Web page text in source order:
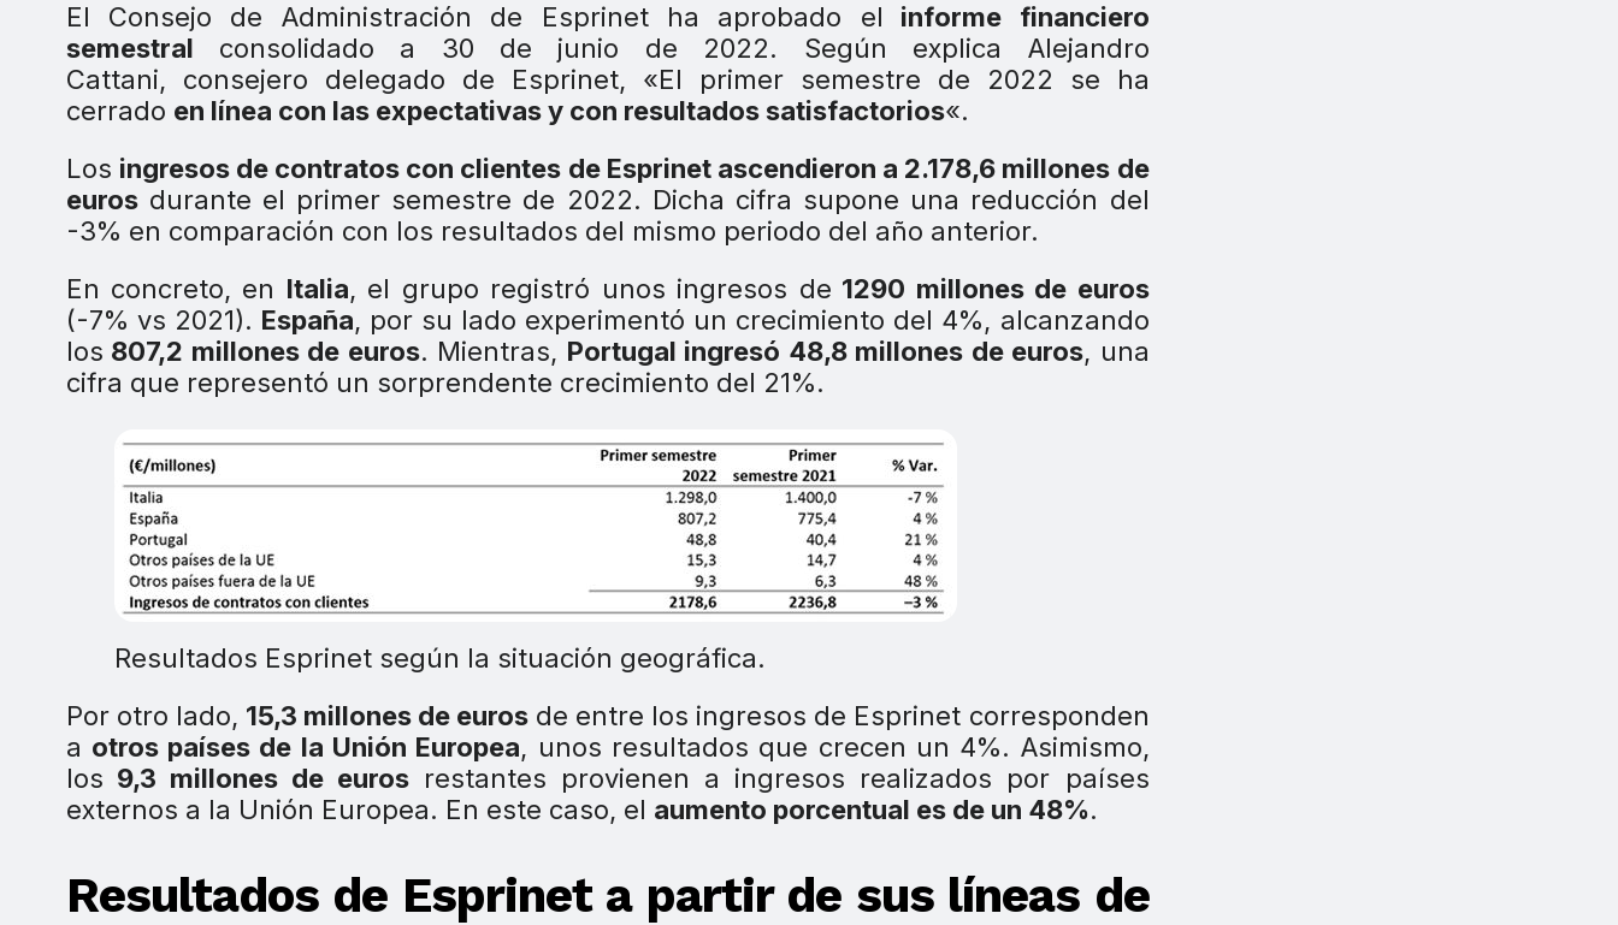
El Consejo de Administración de Esprinet ha aprobado el informe financiero
semestral consolidado a 30 de junio de 2022. Según explica Alejandro
Cattani, consejero delegado de Esprinet, «El primer semestre de 2022 se ha
cerrado en línea con las expectativas y con resultados satisfactorios«.
Los ingresos de contratos con clientes de Esprinet ascendieron a 2.178,6 millones de
eurosdurante el primer semestre de 2022. Dicha cifra supone una reducción del
-3% en comparación con los resultados del mismo periodo del año anterior.
En concreto, en Italia, el grupo registró unos ingresos de 1290 millones de euros
(-7% vs 2021). España, por su lado experimentó un crecimiento del 4%, alcanzando
los 807,2 millones de euros. Mientras, Portugal ingresó 48,8 millones de euros, una
cifra que representó un sorprendente crecimiento del 21%.
Resultados Esprinet según la situación geográfica.
Por otro lado, 15,3 millones de eurosde entre los ingresos de Esprinet corresponden
a otros países de la Unión Europea, unos resultados que crecen un 4%. Asimismo,
los 9,3 millones de eurosrestantes provienen a ingresos realizados por países
externos a la Unión Europea. En este caso, el aumento porcentual es de un 48%.
Resultados de Esprinet a partir de sus líneas de